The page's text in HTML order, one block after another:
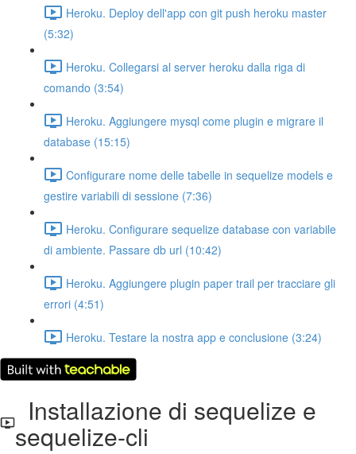
Heroku. Deploy dell'app con git push heroku master
(5:32)
Heroku. Collegarsi al server heroku dalla riga di
comando (3:54)
Heroku. Aggiungere mysql come plugin e migrare il
database (15:15)
Configurare nome delle tabelle in sequelize models e
gestire variabili di sessione (7:36)
Heroku. Configurare sequelize database con variabile
di ambiente. Passare db url (10:42)
Heroku. Aggiungere plugin paper trail per tracciare gli
errori (4:51)
Heroku. Testare la nostra app e conclusione (3:24)
Installazione di sequelize e
sequelize-cli